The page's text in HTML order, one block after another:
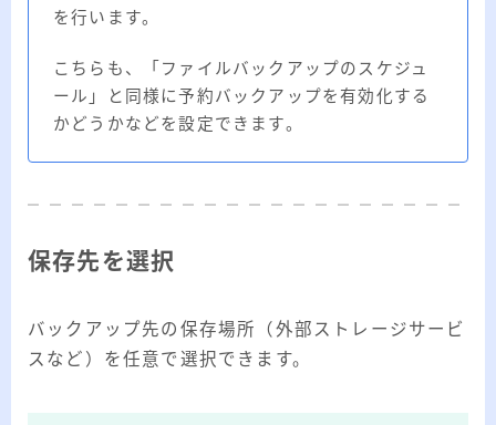
を行います。
こちらも、「ファイルバックアップのスケジュ
ール」と同様に予約バックアップを有効化する
かどうかなどを設定できます。
保存先を選択
バックアップ先の保存場所（外部ストレージサービ
スなど）を任意で選択できます。